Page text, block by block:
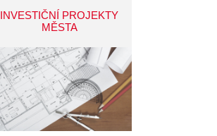
INVESTIČNÍ PROJEKTY
MĚSTA